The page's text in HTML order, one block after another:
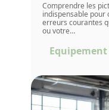
Comprendre les
indispensable pour
erreurs courantes
ou votre…
Equipement